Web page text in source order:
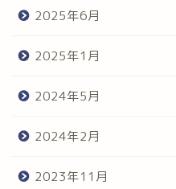
2025年6月
2025年1月
2024年5月
2024年2月
2023年11月